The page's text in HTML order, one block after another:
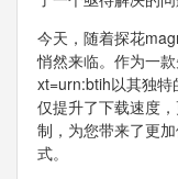
今天，随着探花
悄然来临。作为一
xt=urn:btih以其独特
仅提升了下载速度
制，为您带来了更
式。